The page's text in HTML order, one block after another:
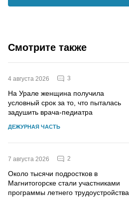
Смотрите также
4 августа 2026 3
На Урале женщина получила
условный срок за то, что пыталась
задушить врача-педиатра
ДЕЖУРНАЯ ЧАСТЬ
7 августа 2026 2
Около тысячи подростков в
Магнитогорске стали участниками
программы летнего трудоустройства